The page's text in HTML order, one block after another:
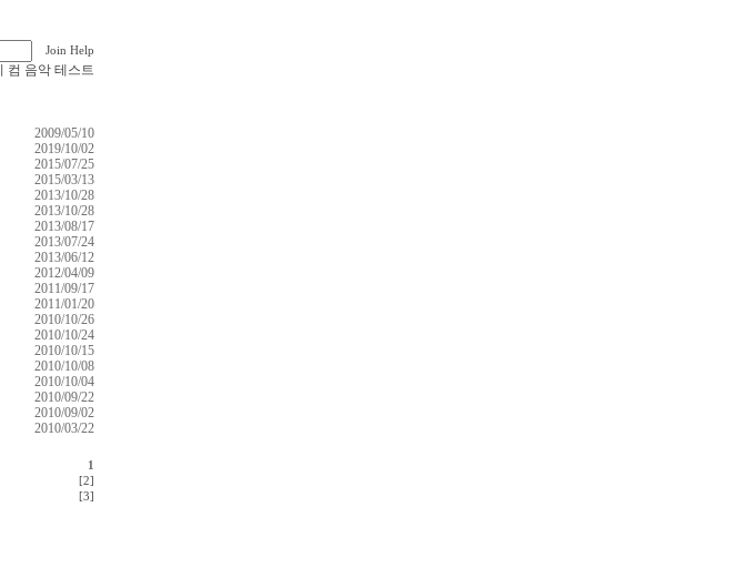
Join Help
컴 음악 테스트
2009/05/10
2019/10/02
2015/07/25
2015/03/13
2013/10/28
2013/10/28
2013/08/17
2013/07/24
2013/06/12
2012/04/09
2011/09/17
2011/01/20
2010/10/26
2010/10/24
2010/10/15
2010/10/08
2010/10/04
2010/09/22
2010/09/02
2010/03/22
1
[2]
[3]